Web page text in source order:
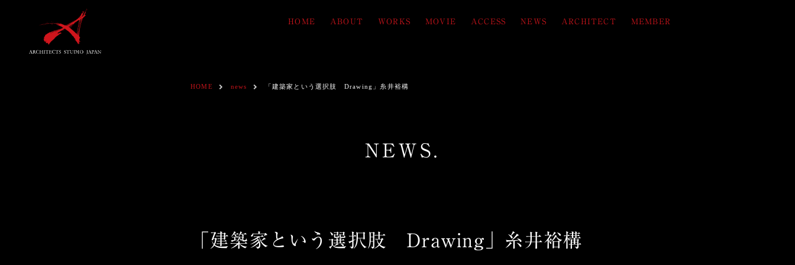
HOME ABOUT WORKS MOVIE ACCESS NEWS ARCHITECT MEMBER
HOME news 「建築家という選択肢 Drawing」糸井裕構
NEWS.
「建築家という選択肢 Drawing」糸井裕構